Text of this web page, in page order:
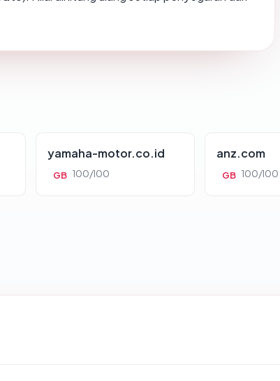
yamaha-motor.co.id
GB 100/100
anz.com
GB 100/100